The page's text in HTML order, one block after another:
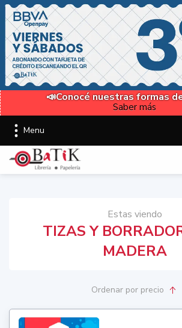
📣Conocé nuestras formas
Saber más
Menu
Estas viendo
TIZAS Y
MADERA
Ordenarpor precio